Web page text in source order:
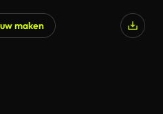
maken